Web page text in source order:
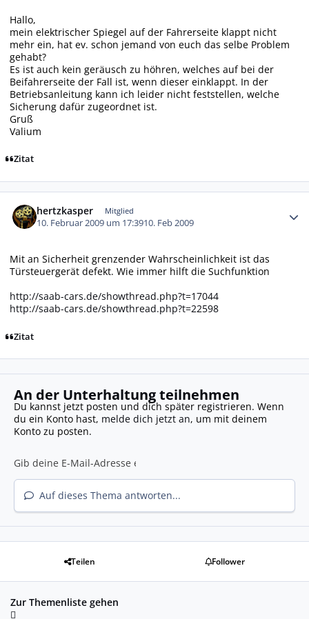
Hallo,
mein elektrischer Spiegel auf der Fahrerseite klappt nicht
mehr ein, hat ev. schon jemand von euch das selbe Problem
gehabt?
Es ist auch kein geräusch zu höhren, welches auf bei der
Beifahrerseite der Fall ist, wenn dieser einklappt. In der
Betriebsanleitung kann ich leider nicht feststellen, welche
Sicherung dafür zugeordnet ist.
Gruß
Valium
Zitat
hertzkasper Mitglied
10. Februar 2009 um 17:3910. Feb 2009
Mit an Sicherheit grenzender Wahrscheinlichkeit ist das
Türsteuergerät defekt. Wie immer hilft die Suchfunktion
http://saab-cars.de/showthread.php?t=17044
http://saab-cars.de/showthread.php?t=22598
Zitat
An der Unterhaltung teilnehmen
Du kannst jetzt posten und dich später registrieren. Wenn
du ein Konto hast, melde dich jetzt an, um mit deinem
Konto zu posten.
Auf dieses Thema antworten...
Teilen Follower
Zur Themenliste gehen